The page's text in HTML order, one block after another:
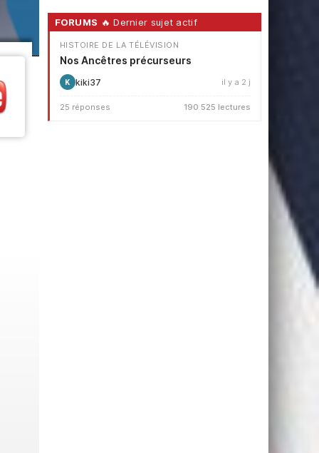
FORUMS 🔥 Dernier sujet actif
HISTOIRE DE LA TÉLÉVISION
Nos Ancêtres précurseurs
K kiki37 il y a 2 j
25 réponses 190 525 lectures